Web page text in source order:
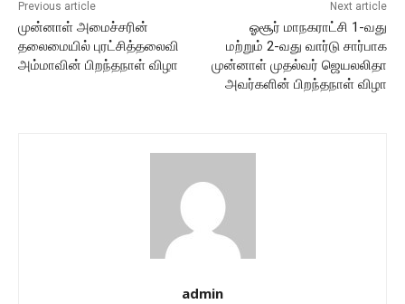
Previous article
முன்னாள் அமைச்சரின்
தலைமையில் புரட்சித்தலைவி
அம்மாவின் பிறந்தநாள் விழா
Next article
ஓசூர் மாநகராட்சி 1-வது
மற்றும் 2-வது வார்டு சார்பாக
முன்னாள் முதல்வர் ஜெயலலிதா
அவர்களின் பிறந்தநாள் விழா
admin